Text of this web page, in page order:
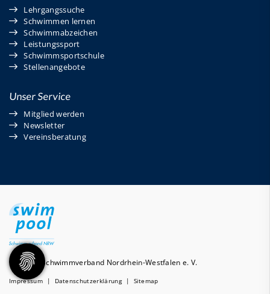
Lehrgangssuche
Schwimmen lernen
Schwimmabzeichen
Leistungssport
Schwimmsportschule
Stellenangebote
Unser Service
Mitglied werden
Newsletter
Vereinsberatung
© 2026 - Schwimmverband Nordrhein-Westfalen e. V.
Impressum| Datenschutzerklärung| Sitemap